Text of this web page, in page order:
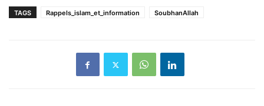
TAGS Rappels_islam_et_information SoubhanAllah